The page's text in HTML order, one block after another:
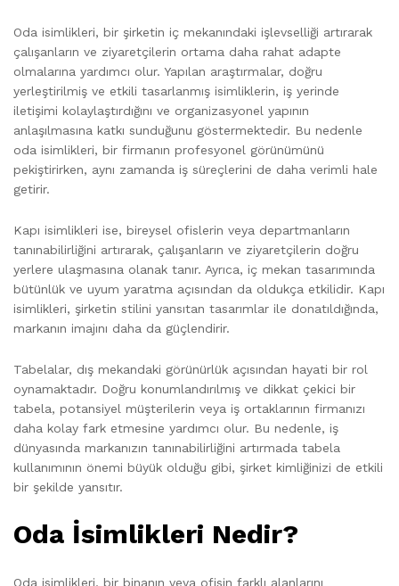
Oda isimlikleri, bir şirketin iç mekanındaki işlevselliği artırarak
çalışanların ve ziyaretçilerin ortama daha rahat adapte
olmalarına yardımcı olur. Yapılan araştırmalar, doğru
yerleştirilmiş ve etkili tasarlanmış isimliklerin, iş yerinde
iletişimi kolaylaştırdığını ve organizasyonel yapının
anlaşılmasına katkı sunduğunu göstermektedir. Bu nedenle
oda isimlikleri, bir firmanın profesyonel görünümünü
pekiştirirken, aynı zamanda iş süreçlerini de daha verimli hale
getirir.
Kapı isimlikleri ise, bireysel ofislerin veya departmanların
tanınabilirliğini artırarak, çalışanların ve ziyaretçilerin doğru
yerlere ulaşmasına olanak tanır. Ayrıca, iç mekan tasarımında
bütünlük ve uyum yaratma açısından da oldukça etkilidir. Kapı
isimlikleri, şirketin stilini yansıtan tasarımlar ile donatıldığında,
markanın imajını daha da güçlendirir.
Tabelalar, dış mekandaki görünürlük açısından hayati bir rol
oynamaktadır. Doğru konumlandırılmış ve dikkat çekici bir
tabela, potansiyel müşterilerin veya iş ortaklarının firmanızı
daha kolay fark etmesine yardımcı olur. Bu nedenle, iş
dünyasında markanızın tanınabilirliğini artırmada tabela
kullanımının önemi büyük olduğu gibi, şirket kimliğinizi de etkili
bir şekilde yansıtır.
Oda İsimlikleri Nedir?
Oda isimlikleri, bir binanın veya ofisin farklı alanlarını